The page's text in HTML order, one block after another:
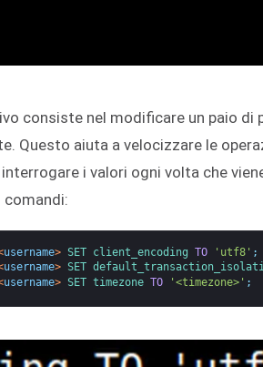
consiste nel modificare un paio di
Questo aiuta a velocizzare le
i valori ogni volta che
comandi:
username> SET client_encoding TO 'utf8' ;
username> SET
username> SET timezone TO '<timezone>' ;